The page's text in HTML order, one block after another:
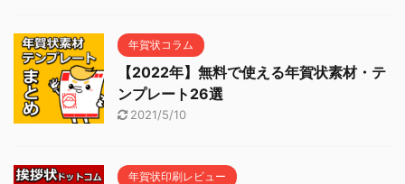
年賀状コラム
【2022年】無料で使える年賀状素材・テ
ンプレート26選
2021/5/10
年賀状印刷レビュー